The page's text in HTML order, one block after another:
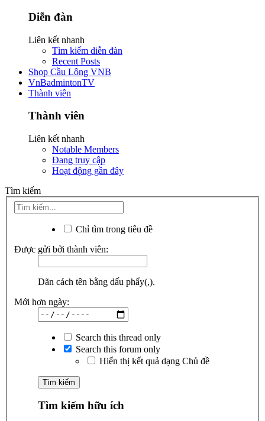
Diễn đàn
Liên kết nhanh
Tìm kiếm diễn đàn
Recent Posts
Shop Cầu Lông VNB
VnBadmintonTV
Thành viên
Thành viên
Liên kết nhanh
Notable Members
Đang truy cập
Hoạt động gần đây
Tìm kiếm
Chỉ tìm trong tiêu đề
Được gửi bởi thành viên:
Dãn cách tên bằng dấu phẩy(,).
Mới hơn ngày:
Search this thread only
Search this forum only
Hiển thị kết quả dạng Chủ đề
Tìm kiếm hữu ích